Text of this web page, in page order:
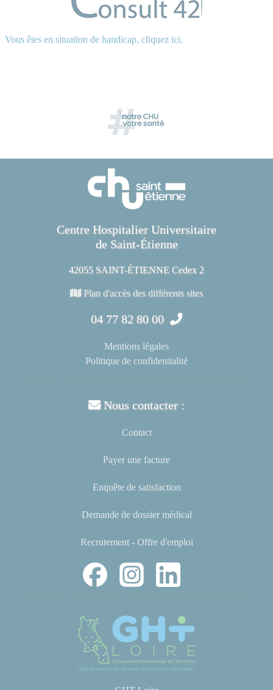
Vous êtes en situation de handicap, cliquez ici.
Centre Hospitalier Universitaire
de Saint-Étienne
42055 SAINT-ÉTIENNE Cedex 2
Plan d'accès des différents sites
04 77 82 80 00
Mentions légales
Politique de confidentialité
Nous contacter :
Contact
Payer une facture
Enquête de satisfaction
Demande de dossier médical
Recrutement - Offre d'emploi